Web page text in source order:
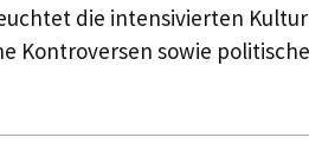
die intensivierten
Kontroversen sowie